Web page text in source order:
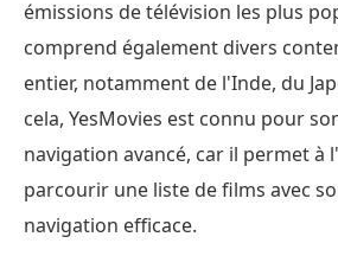
émissions de télévision les plus
comprend également divers
entier, notamment de l'Inde, du
cela, YesMovies est connu pour
navigation avancé, car il permet à
parcourir une liste de films avec
navigation efficace.